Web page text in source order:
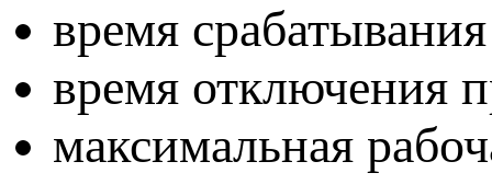
время
время отключения
максимальная